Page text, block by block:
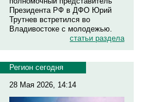
Президента РФ в ДФО Юрий
Трутнев встретился во
Владивостоке с молодежью.
статьи раздела
Регион сегодня
28 Мая 2026, 14:14